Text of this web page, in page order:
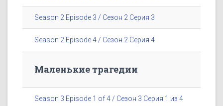
Season 2 Episode 3 / Сезон 2 Серия 3
Season 2 Episode 4 / Сезон 2 Серия 4
Маленькие трагедии
Season 3 Episode 1 of 4 / Сезон 3 Серия 1 из 4